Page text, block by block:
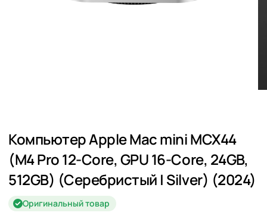
Компьютер Apple Mac mini MCX44
(M4 Pro 12-Core, GPU 16-Core, 24GB,
512GB) (Серебристый | Silver) (2024)
Оригинальный товар